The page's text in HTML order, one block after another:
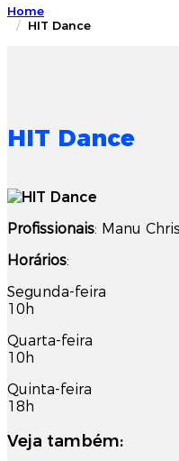
Home
HIT Dance
HIT Dance
Profissionais: Manu
Horários:
Segunda-feira
10h
Quarta-feira
10h
Quinta-feira
18h
Veja também: